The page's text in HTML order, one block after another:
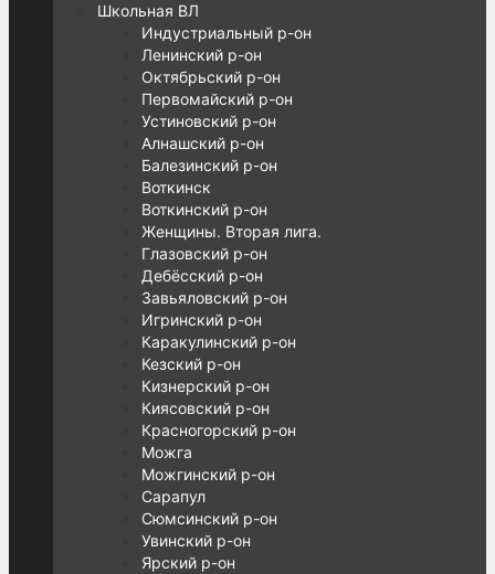
Школьная ВЛ
Индустриальный р-он
Ленинский р-он
Октябрьский р-он
Первомайский р-он
Устиновский р-он
Алнашский р-он
Балезинский р-он
Воткинск
Воткинский р-он
Женщины. Вторая лига.
Глазовский р-он
Дебёсский р-он
Завьяловский р-он
Игринский р-он
Каракулинский р-он
Кезский р-он
Кизнерский р-он
Киясовский р-он
Красногорский р-он
Можга
Можгинский р-он
Сарапул
Сюмсинский р-он
Увинский р-он
Ярский р-он